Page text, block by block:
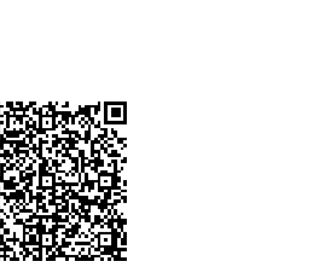
专题公开
法人服务